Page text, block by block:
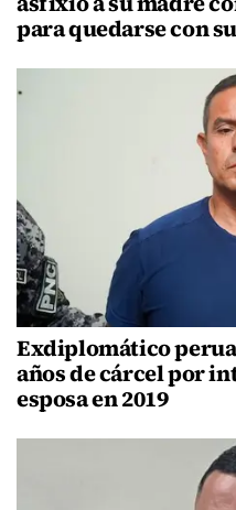
para quedarse con
Exdiplomático
años de cárcel por
esposa en 2019